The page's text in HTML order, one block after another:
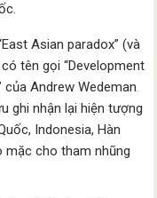
Asian paradox” (và
tên gọi “Development
của Andrew Wedeman.
ghi nhận lại hiện tượng
Indonesia, Hàn
mặc cho tham nhũng